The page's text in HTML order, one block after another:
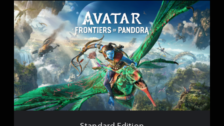
S
t
a
n
d
a
r
d
E
d
i
t